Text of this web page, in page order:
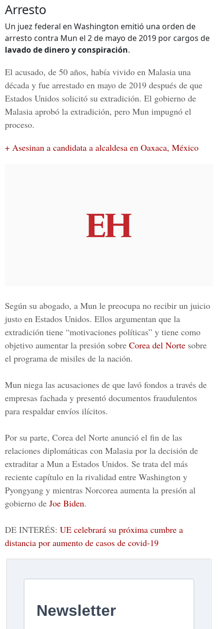
Arresto
Un juez federal en Washington emitió una orden de
arresto contra Mun el 2 de mayo de 2019 por cargos de
lavado de dinero y conspiración.
El acusado, de 50 años, había vivido en Malasia una
década y fue arrestado en mayo de 2019 después de que
Estados Unidos solicitó su extradición. El gobierno de
Malasia aprobó la extradición, pero Mun impugnó el
proceso.
+ Asesinan a candidata a alcaldesa en Oaxaca, México
Según su abogado, a Mun le preocupa no recibir un juicio
justo en Estados Unidos. Ellos argumentan que la
extradición tiene “motivaciones políticas” y tiene como
objetivo aumentar la presión sobre Corea del Norte sobre
el programa de misiles de la nación.
Mun niega las acusaciones de que lavó fondos a través de
empresas fachada y presentó documentos fraudulentos
para respaldar envíos ilícitos.
Por su parte, Corea del Norte anunció el fin de las
relaciones diplomáticas con Malasia por la decisión de
extraditar a Mun a Estados Unidos. Se trata del más
reciente capítulo en la rivalidad entre Washington y
Pyongyang y mientras Norcorea aumenta la presión al
gobierno de Joe Biden.
DE INTERÉS: UE celebrará su próxima cumbre a
distancia por aumento de casos de covid-19